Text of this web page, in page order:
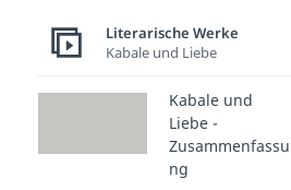
literarischen
Weimarer
.
tiefgründigen
er sich oft mit
zwischen
Literarische Werke
Kabale und Liebe
Kabale und
Liebe -
Zusammenfassu
ng